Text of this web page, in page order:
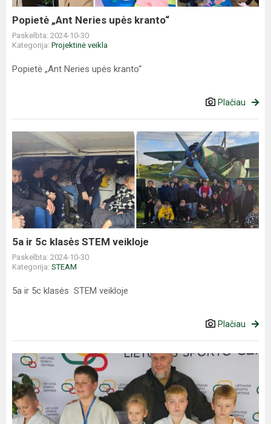
Popietė „Ant Neries upės kranto“
Paskelbta: 2024-10-30
Kategorija: Projektinė veikla
Popietė „Ant Neries upės kranto“
Plačiau
ir
5c
klasės
STEM
veikloje
5a ir 5c klasės STEM veikloje
Paskelbta: 2024-10-30
Kategorija: STEAM
5a ir 5c klasės STEM veikloje
Plačiau
Atviras
Lietuvos
U-
11
dziudo